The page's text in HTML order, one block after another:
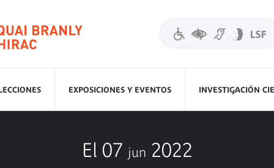
EXPOSICIONES Y EVENTOS INVESTIGACIÓN
El 07 jun 2022